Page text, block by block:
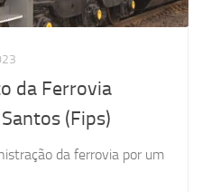
da Ferrovia
(Fips)
da ferrovia por um